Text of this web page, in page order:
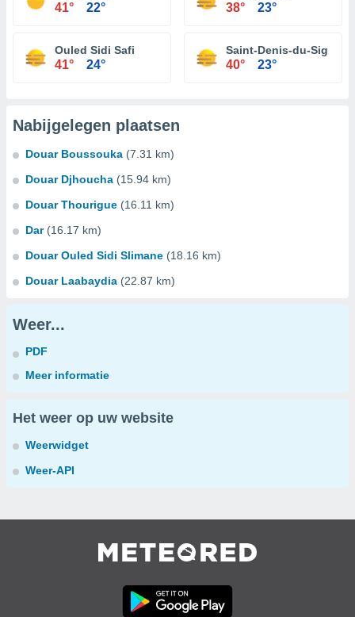
41° 22° 38° 23°
Ouled Sidi Safi
41° 24°
Saint-Denis-du-Sig
40° 23°
Nabijgelegen plaatsen
Douar Boussouka (7.31 km)
Douar Djhoucha (15.94 km)
Douar Thourigue (16.11 km)
Dar (16.17 km)
Douar Ouled Sidi Slimane (18.16 km)
Douar Laabaydia (22.87 km)
Weer...
PDF
Meer informatie
Het weer op uw website
Weerwidget
Weer-API